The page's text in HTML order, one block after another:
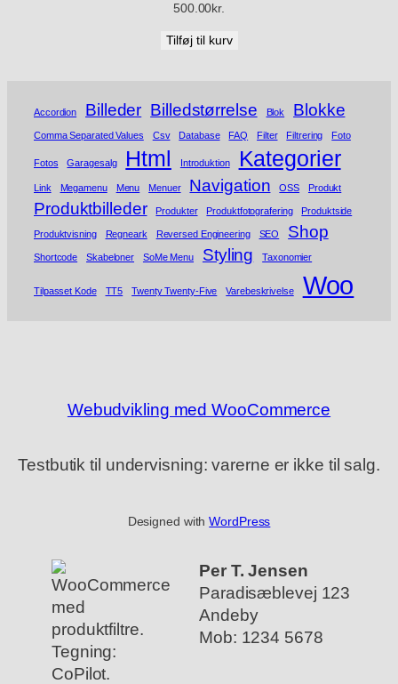
500.00kr.
Tilføj til kurv
Accordion Billeder Billedstørrelse Blok Blokke
Comma Separated Values Csv Database FAQ Filter Filtrering Foto
Fotos Garagesalg Html Introduktion Kategorier
Link Megamenu Menu Menuer Navigation OSS Produkt
Produktbilleder Produkter Produktfotografering Produktside
Produktvisning Regneark Reversed Engineering SEO Shop
Shortcode Skabeloner SoMe Menu Styling Taxonomier
Tilpasset Kode TT5 Twenty Twenty-Five Varebeskrivelse Woo
Webudvikling med WooCommerce
Testbutik til undervisning: varerne er ikke til salg.
Designed withWordPress
Per T. Jensen
Paradisæblevej 123
Andeby
Mob: 1234 5678